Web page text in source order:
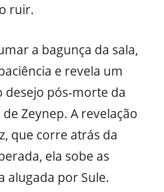
ruir.
a bagunça da sala,
e revela um
desejo pós-morte da
Zeynep. A revelação
que corre atrás da
ela sobe as
alugada por Sule.